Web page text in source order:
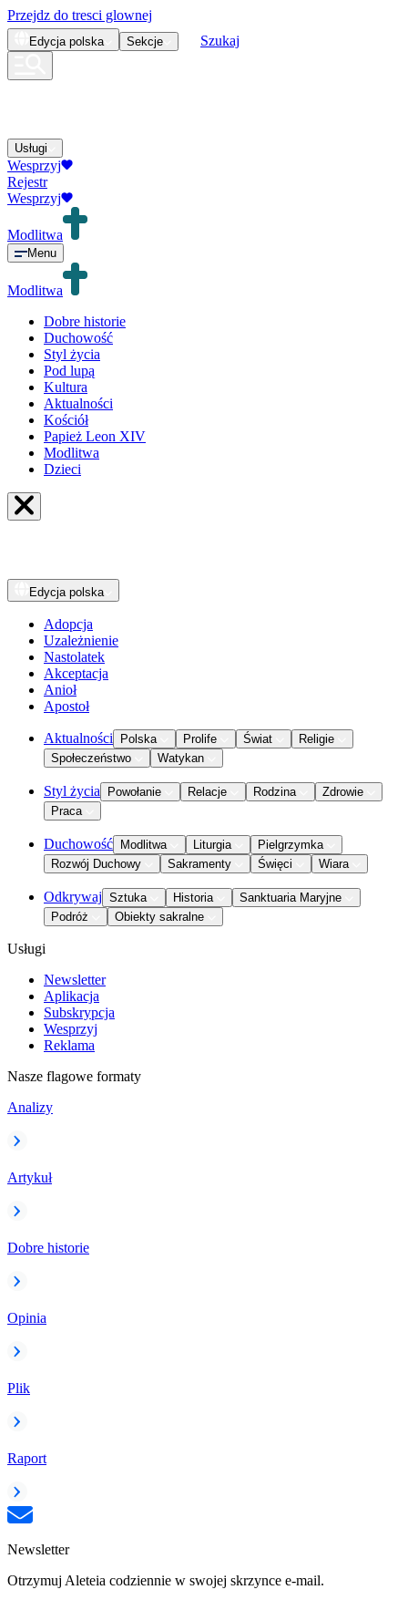
Przejdz do tresci glownej
Edycja polska Sekcje Szukaj
Usługi
Wesprzyj
Rejestr
Wesprzyj
Modlitwa
Menu
Modlitwa
Dobre historie
Duchowość
Styl życia
Pod lupą
Kultura
Aktualności
Kościół
Papież Leon XIV
Modlitwa
Dzieci
Edycja polska
Adopcja
Uzależnienie
Nastolatek
Akceptacja
Anioł
Apostoł
Aktualności Polska Prolife Świat
Religie
Społeczeństwo
Watykan
Styl życia Powołanie Relacje Rodzina
Zdrowie
Praca
Duchowość Modlitwa Liturgia
Pielgrzymka
Rozwój Duchowy
Sakramenty Święci Wiara
Odkrywaj Sztuka Historia
Sanktuaria Maryjne
Podróż
Obiekty sakralne
Usługi
Newsletter
Aplikacja
Subskrypcja
Wesprzyj
Reklama
Nasze flagowe formaty
Analizy
Artykuł
Dobre historie
Opinia
Plik
Raport
Newsletter
Otrzymuj Aleteia codziennie w swojej skrzynce e-mail.